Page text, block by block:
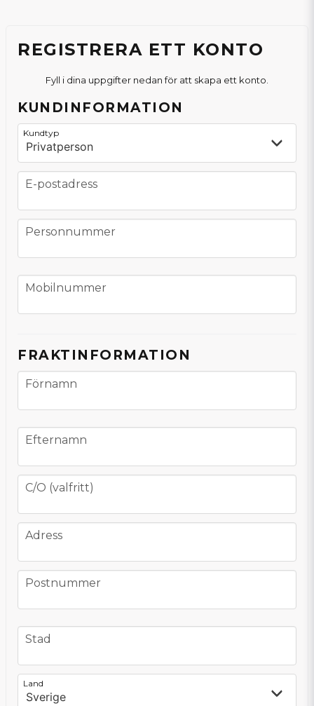
REGISTRERA ETT KONTO
Fyll i dina uppgifter nedan för att skapa ett konto.
KUNDINFORMATION
frontend.form.customer_type
frontend.form.customr-type
Kundtyp
E-postadress
E-postadress
Personnummer
Personnummer
Mobilnummer
Mobilnummer
FRAKTINFORMATION
frontend.form.billing_address.firstname
Förnamn
frontend.form.billing_address.lastname
Efternamn
frontend.form.billing_address.co_address
C/O (valfritt)
frontend.form.billing_address.address
Adress
frontend.form.billing_address.postcode
Postnummer
frontend.form.billing_address.city
Stad
frontend.form.billing_address.country
Land